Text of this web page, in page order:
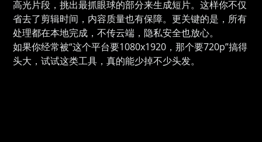
高光片段，挑出最抓眼球的部分来生成短片。这样你不仅
省去了剪辑时间，内容质量也有保障。更关键的是，所有
处理都在本地完成，不传云端，隐私安全也放心。
如果你经常被“这个平台要1080x1920，那个要720p”搞得
头大，试试这类工具，真的能少掉不少头发。